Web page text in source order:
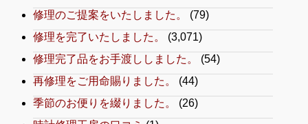
修理のご提案をいたしました。
(79)
修理を完了いたしました。
(3,071)
修理完了品をお手渡ししました。
(54)
再修理をご用命賜りました。
(44)
季節のお便りを綴りました。
(26)